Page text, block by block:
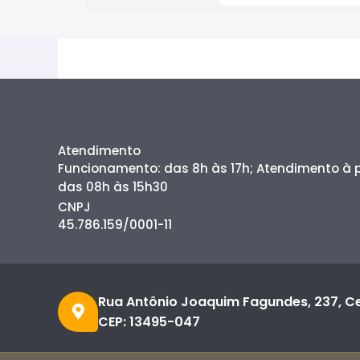
Rua Antônio Joaquim Fagundes, 237,
CEP: 13495-047
Atendimento
Funcionamento: das 8h às 17h; Atendimento à
das 08h às 15h30
CNPJ
45.786.159/0001-11